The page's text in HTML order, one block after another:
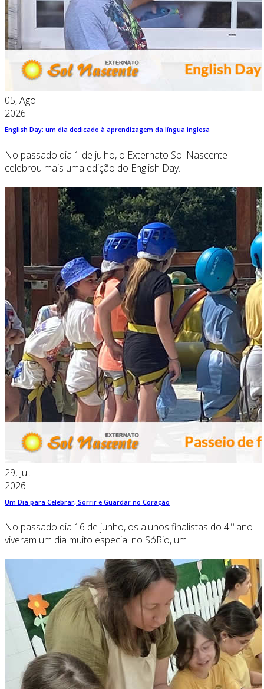
05, Ago.
2026
English Day: um dia dedicado à aprendizagem da língua inglesa
No passado dia 1 de julho, o Externato Sol Nascente
celebrou mais uma edição do English Day.
29, Jul.
2026
Um Dia para Celebrar, Sorrir e Guardar no Coração
No passado dia 16 de junho, os alunos finalistas do 4.º ano
viveram um dia muito especial no SóRio, um